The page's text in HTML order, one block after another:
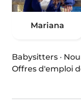
Mariana
Babysitters ·
Offres d'emploi